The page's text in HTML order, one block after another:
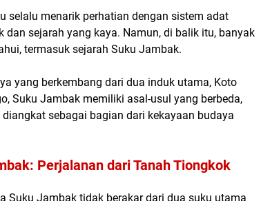
selalu menarik perhatian dengan sistem adat
dan sejarah yang kaya. Namun, di balik itu, banyak
termasuk sejarah Suku Jambak.
yang berkembang dari dua induk utama, Koto
Suku Jambak memiliki asal-usul yang berbeda,
sebagai bagian dari kekayaan budaya
Perjalanan dari Tanah Tiongkok
Suku Jambak tidak berakar dari dua suku utama